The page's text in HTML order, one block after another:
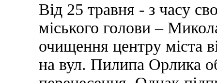
Від 25 травня - з часу
міського голови –
очищення центру міста
на вул. Пилипа Орлика